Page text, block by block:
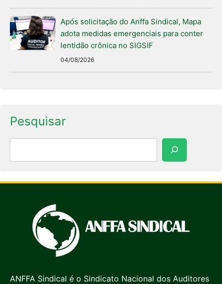
Após solicitação do Anffa Sindical, Mapa
adota medidas emergenciais para conter
lentidão crônica no SIGSIF
04/08/2026
Pesquisar
ANFFA Sindical é o Sindicato Nacional dos Auditores